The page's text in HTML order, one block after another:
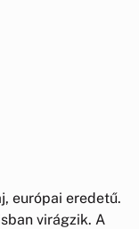
európai eredetű.
virágzik. A